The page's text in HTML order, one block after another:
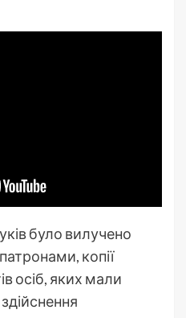
було вилучено
копії
осіб, яких мали